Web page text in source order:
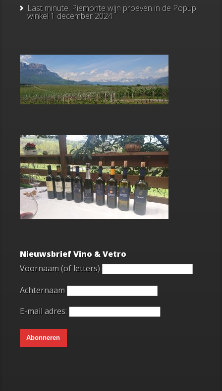
Last minute: Piemonte wijn proeven in de Popup
winkel 1 december 2024
Nieuwsbrief Vino & Vetro
Voornaam (of letters)
Achternaam
E-mail adres: